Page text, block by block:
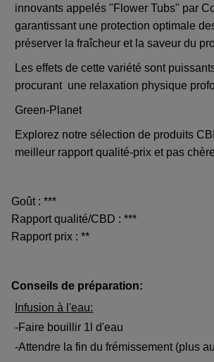
innovants appelés "Flower Tubs" par
garantissant une protection optimale
préserver la fraîcheur et la saveur du
Les effets de cette variété sont
procurant une relaxation physique
Green-Planet
Explorez notre sélection de produits
meilleur rapport qualité-prix et pas
Goût : ***
Rapport qualité/CBD : ***
Rapport prix : **
Conseils de préparation:
Infusion à l'eau:
-Faire bouillir 1l d'eau
-Attendre la fin du frémissement (plus